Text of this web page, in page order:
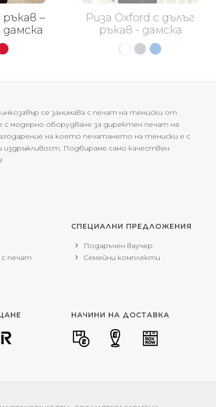
ръкав –
Риза Oxford с дълъг
ръкав - дамска
се занимава с печат на тениски от
с модерно оборудване за директен печат на
на което печатането на тениски е с
издръжливост. Подбираме само качествен
печат
СПЕЦИАЛНИ ПРЕДЛОЖЕНИЯ
Подаръчен ваучер
Семейни комплекти
НАЧИНИ НА ДОСТАВКА